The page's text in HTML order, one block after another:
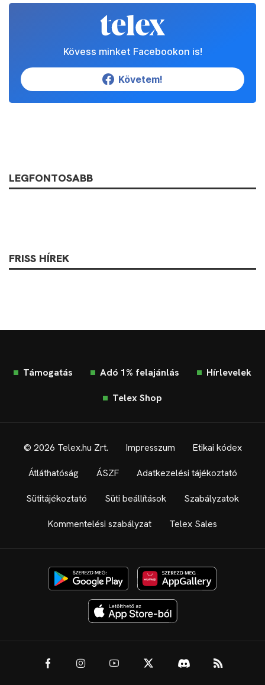
Kövess minket Facebookon is!
Követem!
LEGFONTOSABB
FRISS HÍREK
Támogatás Adó 1% felajánlás Hírlevelek
Telex Shop
© 2026 Telex.hu Zrt. Impresszum Etikai kódex
Átláthatóság ÁSZF Adatkezelési tájékoztató
Sütitájékoztató Süti beállítások Szabályzatok
Kommentelési szabályzat Telex Sales